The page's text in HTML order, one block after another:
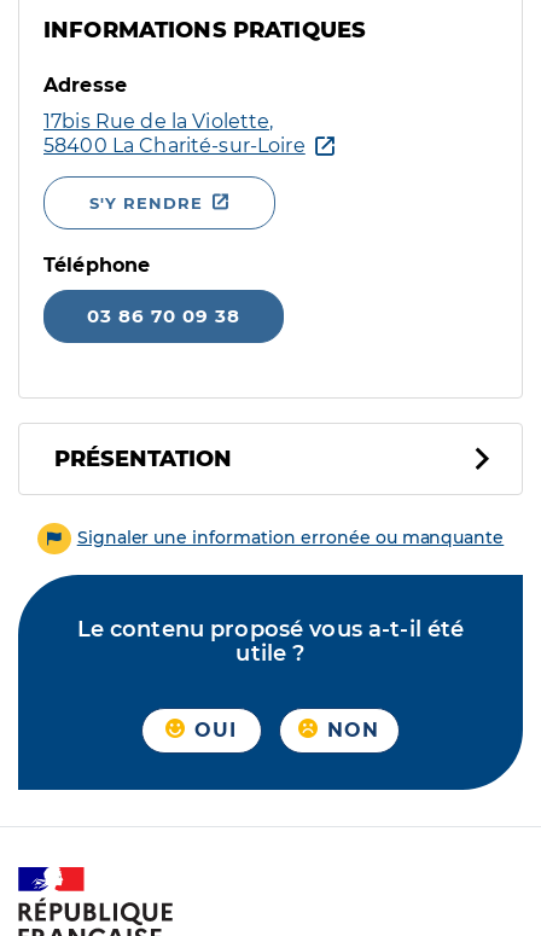
INFORMATIONS PRATIQUES
Adresse
17bis Rue de la Violette,
58400 La Charité-sur-Loire
S'Y RENDRE
Téléphone
03 86 70 09 38
PRÉSENTATION
Signaler une information erronée ou manquante
Le contenu proposé vous a-t-il été
utile ?
OUI NON